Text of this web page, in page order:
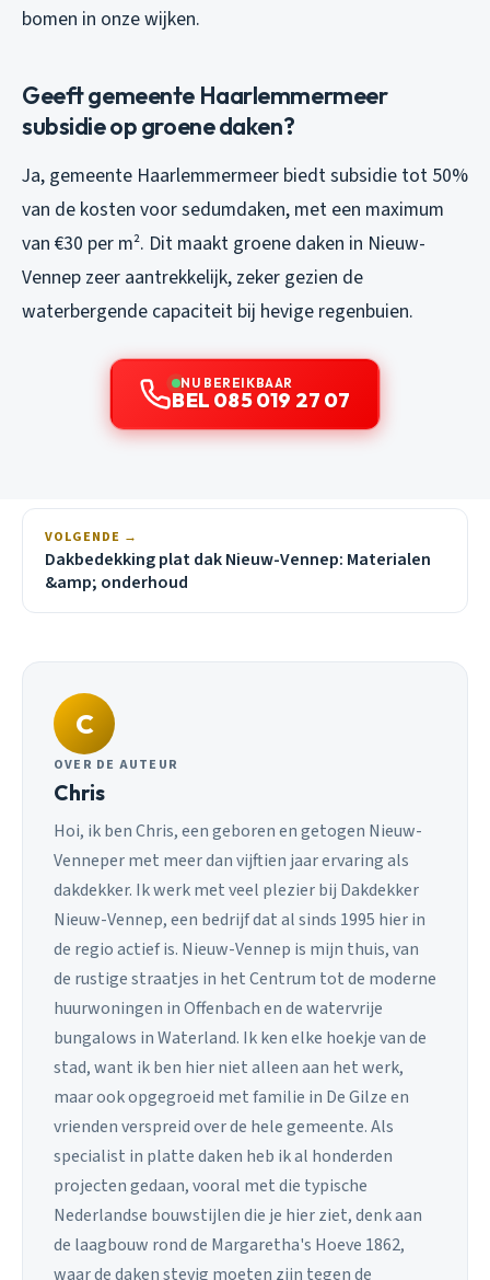
bomen in onze wijken.
Geeft gemeente Haarlemmermeer
subsidie op groene daken?
Ja, gemeente Haarlemmermeer biedt subsidie tot 50%
van de kosten voor sedumdaken, met een maximum
van €30 per m². Dit maakt groene daken in Nieuw-
Vennep zeer aantrekkelijk, zeker gezien de
waterbergende capaciteit bij hevige regenbuien.
NU BEREIKBAAR
BEL 085 019 27 07
VOLGENDE →
Dakbedekking plat dak Nieuw-Vennep: Materialen
&amp; onderhoud
C
OVER DE AUTEUR
Chris
Hoi, ik ben Chris, een geboren en getogen Nieuw-
Venneper met meer dan vijftien jaar ervaring als
dakdekker. Ik werk met veel plezier bij Dakdekker
Nieuw-Vennep, een bedrijf dat al sinds 1995 hier in
de regio actief is. Nieuw-Vennep is mijn thuis, van
de rustige straatjes in het Centrum tot de moderne
huurwoningen in Offenbach en de watervrije
bungalows in Waterland. Ik ken elke hoekje van de
stad, want ik ben hier niet alleen aan het werk,
maar ook opgegroeid met familie in De Gilze en
vrienden verspreid over de hele gemeente. Als
specialist in platte daken heb ik al honderden
projecten gedaan, vooral met die typische
Nederlandse bouwstijlen die je hier ziet, denk aan
de laagbouw rond de Margaretha's Hoeve 1862,
waar de daken stevig moeten zijn tegen de